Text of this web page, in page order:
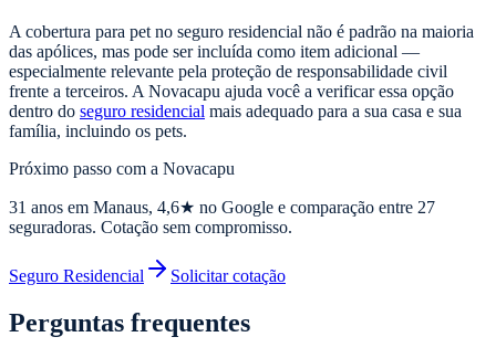
A cobertura para pet no seguro residencial não é padrão na maioria
das apólices, mas pode ser incluída como item adicional —
especialmente relevante pela proteção de responsabilidade civil
frente a terceiros. A Novacapu ajuda você a verificar essa opção
dentro do seguro residencial mais adequado para a sua casa e sua
família, incluindo os pets.
Próximo passo com a Novacapu
31 anos em Manaus, 4,6★ no Google e comparação entre 27
seguradoras. Cotação sem compromisso.
Seguro Residencial Solicitar cotação
Perguntas frequentes